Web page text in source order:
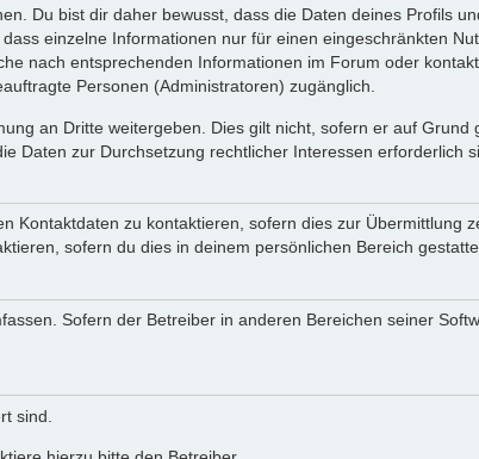
Du bist dir daher bewusst, dass die Daten deines Profils
einzelne Informationen nur für einen eingeschränkten
nach entsprechenden Informationen im Forum oder
Personen (Administratoren) zugänglich.
an Dritte weitergeben. Dies gilt nicht, sofern er auf Grund
Daten zur Durchsetzung rechtlicher Interessen erforderlich
Kontaktdaten zu kontaktieren, sofern dies zur Übermittlung
sofern du dies in deinem persönlichen Bereich
Sofern der Betreiber in anderen Bereichen seiner
sind.